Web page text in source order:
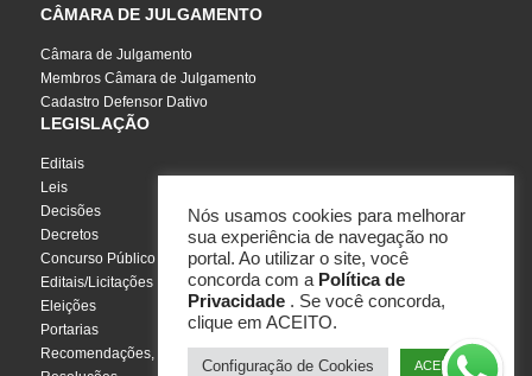
CÂMARA DE JULGAMENTO
Câmara de Julgamento
Membros Câmara de Julgamento
Cadastro Defensor Dativo
LEGISLAÇÃO
Editais
Leis
Decisões
Decretos
Concurso Público
Editais/Licitações
Eleições
Portarias
Recomendações, Pareceres e Notas
Nós usamos cookies para melhorar
sua experiência de navegação no
portal. Ao utilizar o site, você
concorda com a Política de
Privacidade . Se você concorda,
clique em ACEITO.
Configuração de Cookies ACEITO